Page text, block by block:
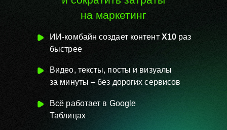
Видео, тексты, посты и визуалы
за минуты – без дорогих сервисов
на маркетинг
Всё работает в Google
Таблицах
ИИ-комбайн создает контентХ10 раз
быстрее